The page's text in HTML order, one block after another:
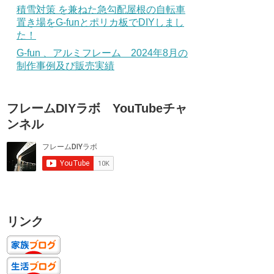
積雪対策 を兼ねた急勾配屋根の自転車
置き場をG-funとポリカ板でDIYしまし
た！
G-fun 、アルミフレーム 2024年8月の
制作事例及び販売実績
フレームDIYラボ YouTubeチャ
ンネル
リンク